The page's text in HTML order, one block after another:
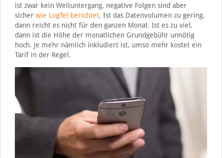
ist zwar kein Weltuntergang, negative Folgen sind aber
sicher wie LogTel berichtet. Ist das Datenvolumen zu gering,
dann reicht es nicht für den ganzen Monat. Ist es zu viel,
dann ist die Höhe der monatlichen Grundgebühr unnötig
hoch. Je mehr nämlich inkludiert ist, umso mehr kostet ein
Tarif in der Regel.